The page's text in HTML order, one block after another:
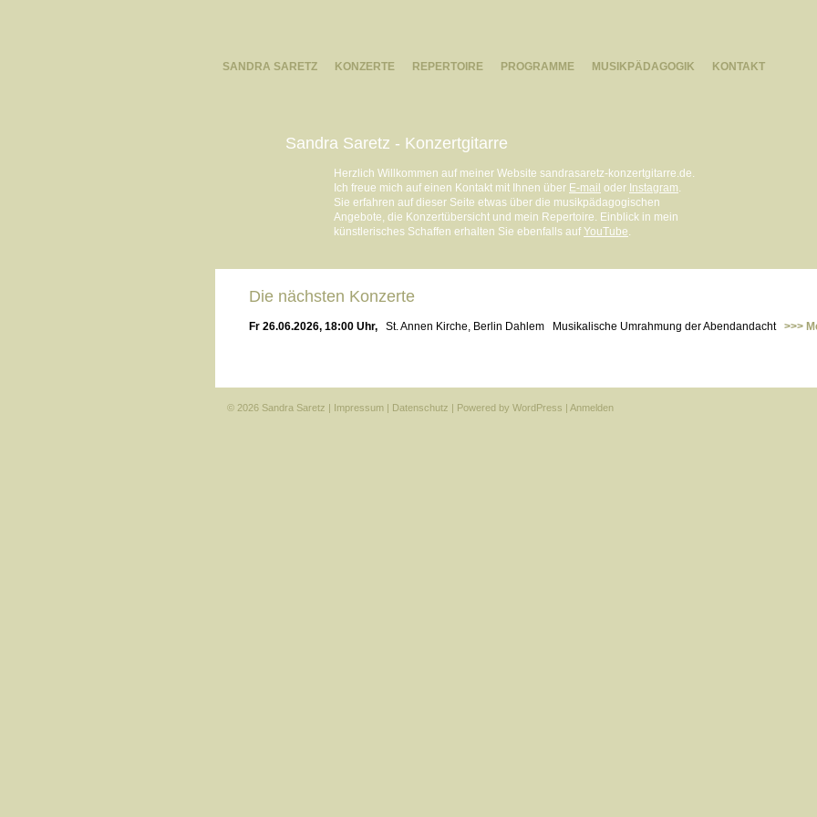
SANDRA SARETZ KONZERTE REPERTOIRE PROGRAMME MUSIKPÄDAGOGIK KONTAKT
Sandra Saretz - Konzertgitarre
Herzlich Willkommen auf meiner Website sandrasaretz-konzertgitarre.de.
Ich freue mich auf einen Kontakt mit Ihnen über E-mail oder Instagram.
Sie erfahren auf dieser Seite etwas über die musikpädagogischen
Angebote, die Konzertübersicht und mein Repertoire. Einblick in mein
künstlerisches Schaffen erhalten Sie ebenfalls auf YouTube.
Die nächsten Konzerte
Fr 26.06.2026, 18:00 Uhr, St. Annen Kirche, Berlin Dahlem Musikalische Umrahmung der Abendandacht >>>
© 2026 Sandra Saretz | Impressum | Datenschutz | Powered by WordPress | Anmelden